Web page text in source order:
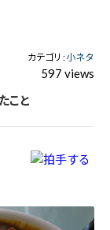
カテゴリ :小ネタ
597 views
こと